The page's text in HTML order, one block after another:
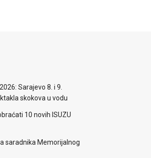
Sarajevo 8. i 9.
skokova u vodu
10 novih ISUZU
saradnika Memorijalnog